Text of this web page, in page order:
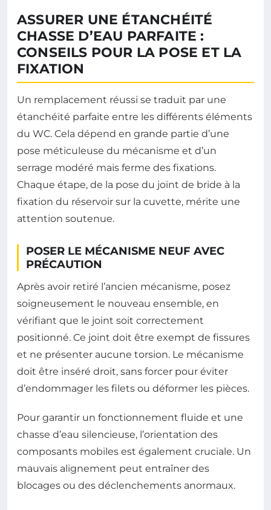
ASSURER UNE ÉTANCHÉITÉ
CHASSE D’EAU PARFAITE :
CONSEILS POUR LA POSE ET LA
FIXATION
Un remplacement réussi se traduit par une
étanchéité parfaite entre les différents éléments
du WC. Cela dépend en grande partie d’une
pose méticuleuse du mécanisme et d’un
serrage modéré mais ferme des fixations.
Chaque étape, de la pose du joint de bride à la
fixation du réservoir sur la cuvette, mérite une
attention soutenue.
POSER LE MÉCANISME NEUF AVEC
PRÉCAUTION
Après avoir retiré l’ancien mécanisme, posez
soigneusement le nouveau ensemble, en
vérifiant que le joint soit correctement
positionné. Ce joint doit être exempt de fissures
et ne présenter aucune torsion. Le mécanisme
doit être inséré droit, sans forcer pour éviter
d’endommager les filets ou déformer les pièces.
Pour garantir un fonctionnement fluide et une
chasse d’eau silencieuse, l’orientation des
composants mobiles est également cruciale. Un
mauvais alignement peut entraîner des
blocages ou des déclenchements anormaux.